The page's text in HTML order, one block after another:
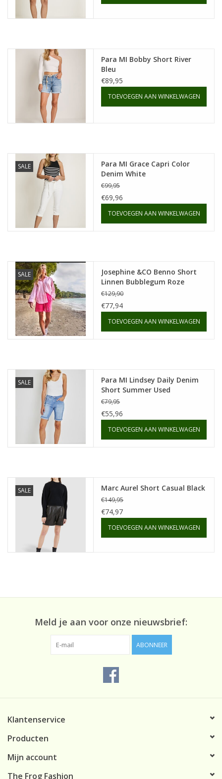
Para MI Bobby Short River
Bleu
€89,95
TOEVOEGEN AAN WINKELWAGEN
SALE
Para MI Grace Capri Color
Denim White
€99,95
€69,96
TOEVOEGEN AAN WINKELWAGEN
SALE
Josephine &CO Benno Short
Linnen Bubblegum Roze
€129,90
€77,94
TOEVOEGEN AAN WINKELWAGEN
SALE
Para MI Lindsey Daily Denim
Short Summer Used
€79,95
€55,96
TOEVOEGEN AAN WINKELWAGEN
SALE Marc Aurel Short Casual Black
€149,95
€74,97
TOEVOEGEN AAN WINKELWAGEN
Meld je aan voor onze nieuwsbrief:
ABONNEER
Klantenservice
Producten
Mijn account
The Frog Fashion